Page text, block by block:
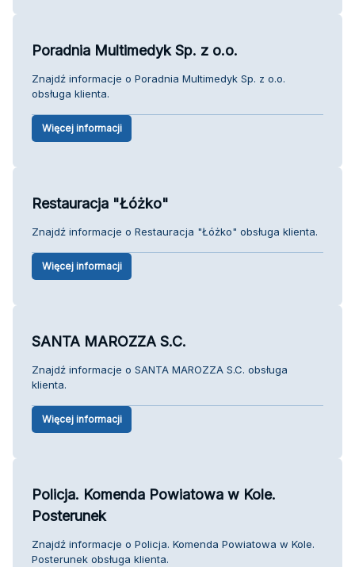
Poradnia Multimedyk Sp. z o.o.
Znajdź informacje o Poradnia Multimedyk Sp. z o.o.
obsługa klienta.
Więcej informacji
Restauracja "Łóżko"
Znajdź informacje o Restauracja "Łóżko" obsługa klienta.
Więcej informacji
SANTA MAROZZA S.C.
Znajdź informacje o SANTA MAROZZA S.C. obsługa
klienta.
Więcej informacji
Policja. Komenda Powiatowa w Kole.
Posterunek
Znajdź informacje o Policja. Komenda Powiatowa w Kole.
Posterunek obsługa klienta.